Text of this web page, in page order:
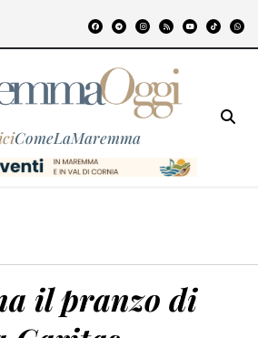
ComeLaMaremma
il pranzo di